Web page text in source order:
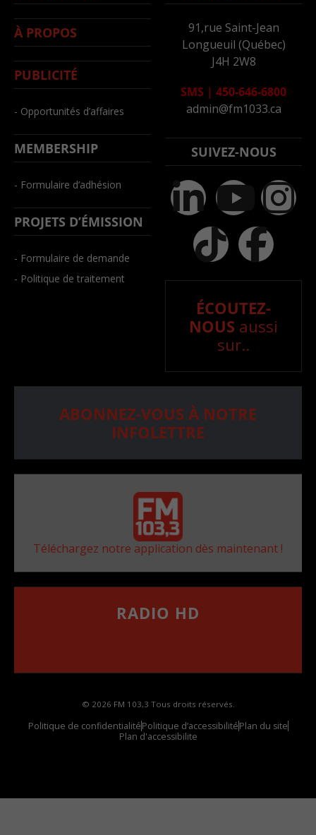
À PROPOS
PUBLICITÉ
- Opportunités d’affaires
MEMBERSHIP
- Formulaire d’adhésion
PROJETS D’ÉMISSION
- Formulaire de demande
- Politique de traitement
91,rue Saint-Jean
Longueuil (Québec)
J4H 2W8
SMS | 450-646-6800
admin@fm1033.ca
SUIVEZ-NOUS
ÉCOUTEZ-
NOUS aussi
sur..
ABONNEZ-VOUS À NOTRE
INFOLETTRE
Téléchargez notre application dès maintenant !
RADIO HD
© 2026 FM 103,3 Tous droits réservés.
Politique de confidentialitéPolitique d’accessibilitéPlan du site
Plan d'accessibilite